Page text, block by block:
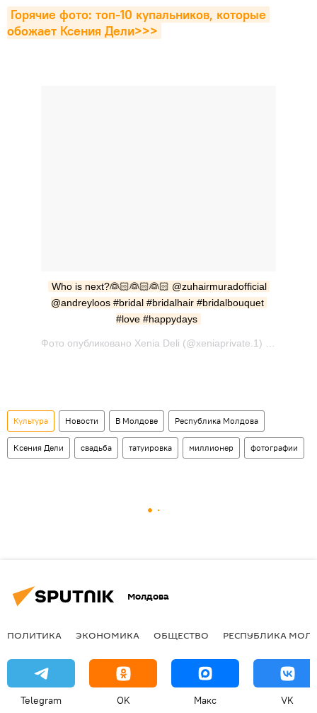
Горячие фото: топ-10 купальников, которые
обожает Ксения Дели>>>
Who is next?👰🏻👰🏻👰🏻 @zuhairmuradofficial
@andreyloos #bridal #bridalhair #bridalbouquet
#love #happydays
Фото опубликовано Xenia Deli (@xeniaprivate.1) Окт 10 2016 в 4:15 PDT
Культура Новости В Молдове Республика Молдова
Ксения Дели свадьба татуировка миллионер фотографии
Молдова
ПОЛИТИКА ЭКОНОМИКА ОБЩЕСТВО РЕСПУБЛИКА
Telegram OK Макс VK